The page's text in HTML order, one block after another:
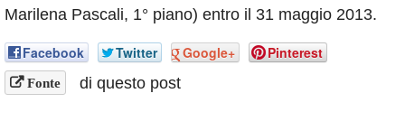
Marilena Pascali, 1° piano) entro il 31 maggio 2013.
Facebook Twitter Google+ Pinterest
Fonte di questo post